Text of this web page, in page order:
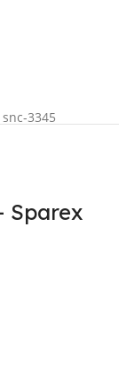
snc-3345
Sparex